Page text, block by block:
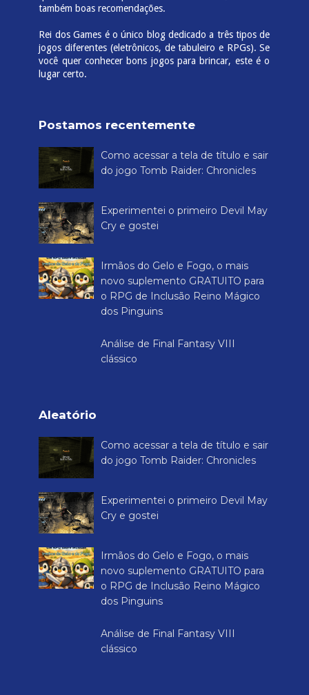
criaç...
Sobre Nós
Rei dos Games é um site destinado a falar tudo sobre
games. Além disso, trazemos tutoriais, dicas, cheats de
quem realmente experimentou essas mídias, trazendo
também boas recomendações.
Rei dos Games é o único blog dedicado a três tipos de
jogos diferentes (eletrônicos, de tabuleiro e RPGs). Se
você quer conhecer bons jogos para brincar, este é o
lugar certo.
Postamos recentemente
do jogo Tomb Raider: Chronicles
Irmãos do Gelo e Fogo, o mais
novo suplemento GRATUITO para
o RPG de Inclusão Reino Mágico
Análise de Final Fantasy VIII
Aleatório
do jogo Tomb Raider: Chronicles